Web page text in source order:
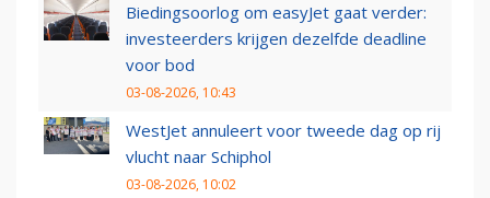
Biedingsoorlog om easyJet gaat verder:
investeerders krijgen dezelfde deadline
voor bod
03-08-2026, 10:43
WestJet annuleert voor tweede dag op rij
vlucht naar Schiphol
03-08-2026, 10:02